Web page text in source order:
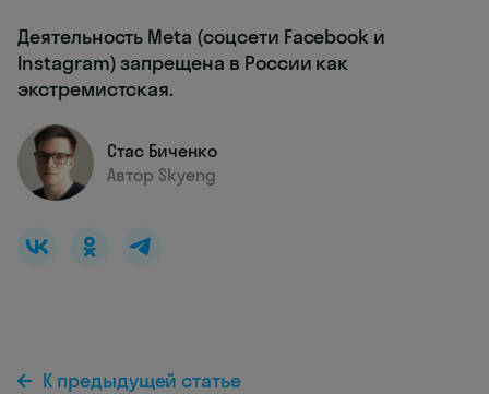
Деятельность Meta (соцсети Facebook и
Instagram) запрещена в России как
экстремистская.
Стас Биченко
Автор Skyeng
К предыдущей статье